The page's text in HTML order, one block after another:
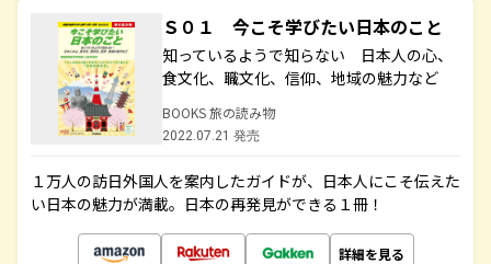
Ｓ０１ 今こそ学びたい日本のこと
知っているようで知らない 日本人の心、
食文化、職文化、信仰、地域の魅力など
BOOKS 旅の読み物
2022.07.21 発売
１万人の訪日外国人を案内したガイドが、日本人にこそ伝えた
い日本の魅力が満載。日本の再発見ができる１冊！
詳細を見る